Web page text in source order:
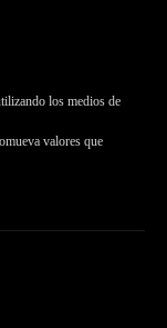
los medios de
valores que